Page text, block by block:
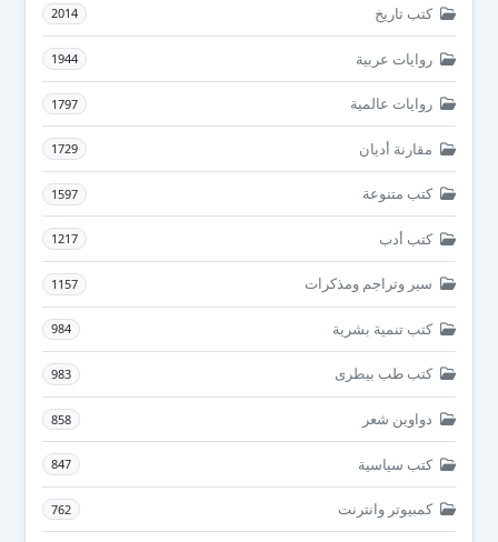
كتب تاريخ 2014
روايات عربية 1944
روايات عالمية 1797
مقارنة أديان 1729
كتب متنوعة 1597
كتب أدب 1217
سير وتراجم ومذكرات 1157
كتب تنمية بشرية 984
كتب طب بيطرى 983
دواوين شعر 858
كتب سياسية 847
كمبيوتر وانترنت 762